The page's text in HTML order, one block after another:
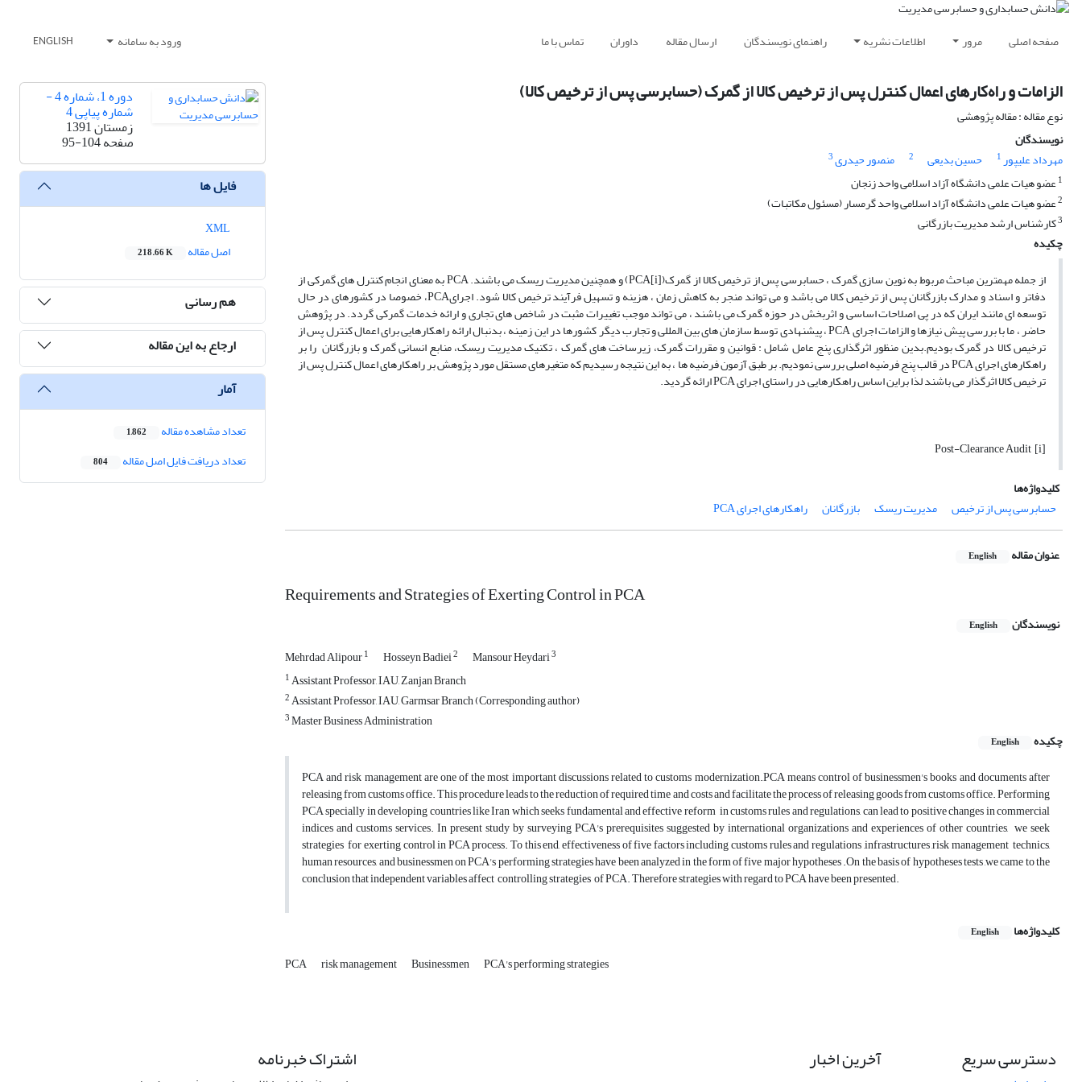
صفحه اصلی مرور اطلاعات نشریه راهنمای نویسندگان ارسال مقاله داوران تماس با ما ورود به سامانه ENGLISH
الزامات و راه‌کارهای اعمال کنترل پس از ترخیص کالا از گمرک (حسابرسی پس از ترخیص کالا)
نوع مقاله : مقاله پژوهشی
نویسندگان
مهرداد علیپور1 حسین بدیعی 2 منصور حیدری3
1عضو هیات علمی دانشگاه آزاد اسلامی واحد زنجان
2عضو هیات علمی دانشگاه آزاد اسلامی واحد گرمسار (مسئول مکاتبات)
3کارشناس ارشد مدیریت بازرگانی
چکیده
از جمله مهمترین مباحث مربوط به نوین سازی گمرک ، حسابرسی پس از ترخیص کالا از گمرک([i]PCA) و همچنین مدیریت ریسک می باشند. PCA به معنای انجام کنترل های گمرکی از
دفاتر و اسناد و مدارک بازرگانان پس از ترخیص کالا می باشد و می تواند منجر به کاهش زمان ، هزینه و تسهیل فرآیند ترخیص کالا شود. اجرایPCA، خصوصا در کشورهای در حال
توسعه ای مانند ایران که در پی اصلاحات اساسی و اثربخش در حوزه گمرک می باشند ، می تواند موجب تغییرات مثبت در شاخص های تجاری و ارائه خدمات گمرکی گردد. در پژوهش
حاضر ، ما با بررسی پیش نیازها و الزامات اجرای PCA ، پیشنهادی توسط سازمان های بین المللی و تجارب دیگر کشورها در این زمینه ، بدنبال ارائه راهکارهایی برای اعمال کنترل پس از
ترخیص کالا در گمرک بودیم.بدین منظور اثرگذاری پنج عامل شامل : قوانین و مقررات گمرک، زیرساخت های گمرک ، تکنیک مدیریت ریسک، منابع انسانی گمرک و بازرگانان را بر
راهکارهای اجرای PCA در قالب پنج فرضیه اصلی بررسی نمودیم. بر طبق آزمون فرضیه ها ، به این نتیجه رسیدیم که متغیرهای مستقل مورد پژوهش بر راهکارهای اعمال کنترل پس از
ترخیص کالا اثرگذار می باشند لذا براین اساس راهکارهایی در راستای اجرای PCA ارائه گردید.
[i] Post-Clearance Audit
کلیدواژه‌ها
حسابرسی پس از ترخیص
مدیریت ریسک بازرگانان راهکارهای اجرای PCA
عنوان مقاله English
Requirements and Strategies of Exerting Control in PCA
نویسندگان English
Mehrdad Alipour1 Hosseyn Badiei2 Mansour Heydari3
1Assistant Professor, IAU, Zanjan Branch
2Assistant Professor, IAU, Garmsar Branch (Corresponding author)
3Master Business Administration
چکیده
English
PCA and risk management are one of the most important discussions related to customs modernization.PCA means control of businessmen's books and documents after
releasing from customs office. This procedure leads to the reduction of required time and costs and facilitate the process of releasing goods from customs office. Performing
PCA specially in developing countries like Iran which seeks fundamental and effective reform in customs rules and regulations, can lead to positive changes in commercial
indices and customs services. In present study by surveying PCA's prerequisites suggested by international organizations and experiences of other countries, we seek
strategies for exerting control in PCA process. To this end, effectiveness of five factors including customs rules and regulations ,infrastructures ,risk management technics,
human resources, and businessmen on PCA's performing strategies have been analyzed in the form of five major hypotheses .On the basis of hypotheses tests ,we came to the
conclusion that independent variables affect controlling strategies of PCA. Therefore strategies with regard to PCA have been presented.
کلیدواژه‌ها English
PCA risk management Businessmen PCA's performing strategies
دوره 1، شماره 4 -
شماره پیاپی 4
زمستان 1391
صفحه95-104
فایل ها
اصل مقاله
218.66 K
هم رسانی
ارجاع به این مقاله
آمار
تعداد مشاهده مقاله 1,862
تعداد دریافت فایل اصل مقاله 804
دسترسی سریع آخرین اخبار اشتراک خبرنامه